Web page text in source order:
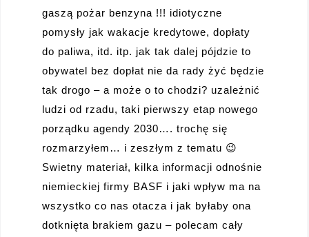
gaszą pożar benzyna !!! idiotyczne
pomysły jak wakacje kredytowe, dopłaty
do paliwa, itd. itp. jak tak dalej pójdzie to
obywatel bez dopłat nie da rady żyć będzie
tak drogo – a może o to chodzi? uzależnić
ludzi od rzadu, taki pierwszy etap nowego
porządku agendy 2030…. trochę się
rozmarzyłem… i zeszłym z tematu 😉
Swietny materiał, kilka informacji odnośnie
niemieckiej firmy BASF i jaki wpływ ma na
wszystko co nas otacza i jak byłaby ona
dotknięta brakiem gazu – polecam cały